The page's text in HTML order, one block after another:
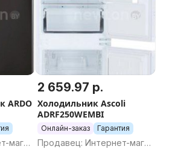
ARDO
магаз
2 659.97 р.
Холодильник Ascoli
ADRF250WEMBI
Онлайн-заказ Гарантия
Продавец: Интернет-магаз